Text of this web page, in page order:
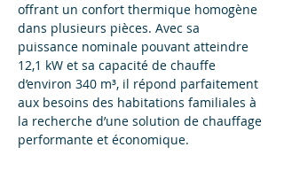
offrant un confort thermique homogène
dans plusieurs pièces. Avec sa
puissance nominale pouvant atteindre
12,1 kW et sa capacité de chauffe
d’environ 340 m³, il répond parfaitement
aux besoins des habitations familiales à
la recherche d’une solution de chauffage
performante et économique.